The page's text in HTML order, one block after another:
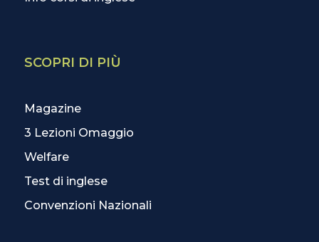
SCOPRI DI PIÙ
Magazine
3 Lezioni Omaggio
Welfare
Test di inglese
Convenzioni Nazionali